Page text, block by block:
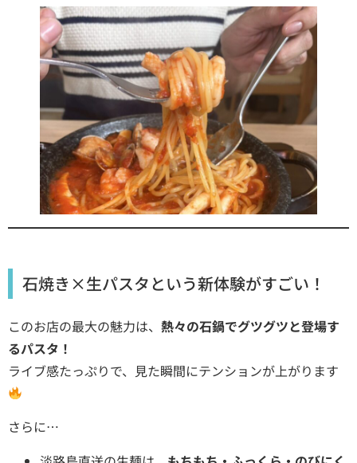
石焼き×生パスタという新体験がすごい！
このお店の最大の魅力は、 熱々の石鍋でグツグツと登場す
るパスタ！
ライブ感たっぷりで、見た瞬間にテンションが上がります
さらに…